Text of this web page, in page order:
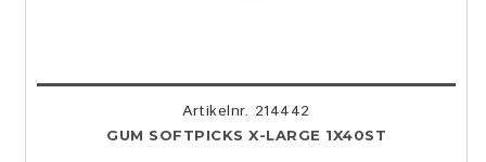
Artikelnr. 214442
GUM SOFTPICKS X-LARGE 1X40ST